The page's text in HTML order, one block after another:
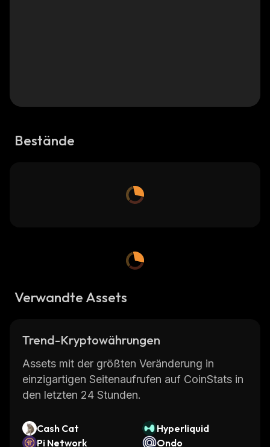
Bestände
Verwandte Assets
Trend-Kryptowährungen
Assets mit der größten Veränderung in
einzigartigen Seitenaufrufen auf CoinStats in
den letzten 24 Stunden.
Cash Cat
Hyperliquid
Pi Network
Ondo